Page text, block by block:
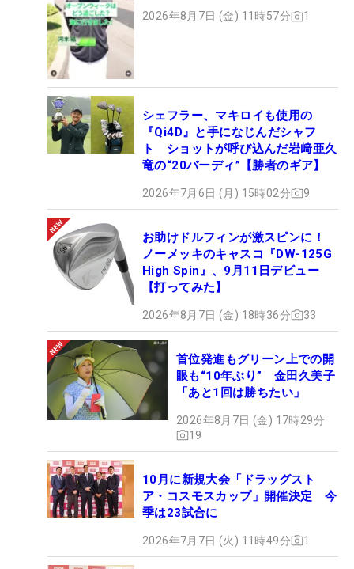
2026年8月7日 (金) 11時57分 1
シェフラー、マキロイも使用の
『Qi4D』と手になじんだシャフ
ト ショットが呼び込んだ岩﨑亜久
竜の“20バーディ”【勝者のギア】
2026年7月6日 (月) 15時02分 9
お助けドルフィンが激スピンに！
ノーメッキのキャスコ『DW-125G
High Spin』、9月11日デビュー
【打ってみた】
2026年8月7日 (金) 18時36分 33
首位発進もグリーン上での開
眼も“10年ぶり” 金田久美子
「あと1回は勝ちたい」
2026年8月7日 (金) 17時29分
19
10月に新規大会「ドラッグスト
ア・コスモスカップ」開催決定 今
季は23試合に
2026年7月7日 (火) 11時49分 1